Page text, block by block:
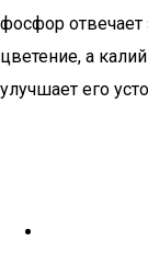
фосфор отвечает
цветение, а
улучшает его